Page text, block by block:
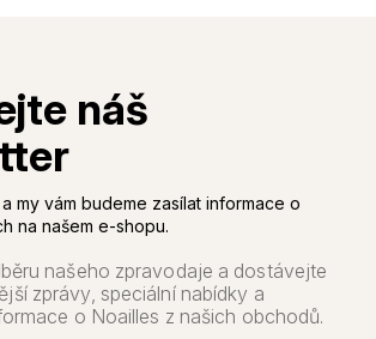
my vám budeme zasílat informace o
na našem e-shopu.